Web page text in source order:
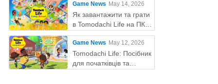
з MEmu Play
Game News May 14, 2026
Як завантажити та грати
в Tomodachi Life на ПК
за допомогою MEmu
Game News May 12, 2026
Tomodachi Life: Посібник
для початківців та